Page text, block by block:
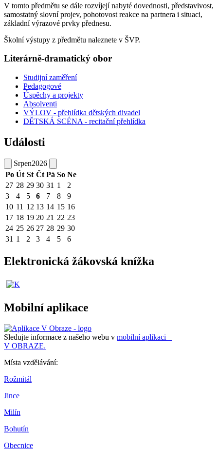
V tomto předmětu se dále rozvíjejí nabyté dovednosti, představivost,
samostatný slovní projev, pohotovost reakce na partnera i situaci,
základní výrazové prvky přednesu.
Školní výstupy z předmětu naleznete v ŠVP.
Literárně-dramatický obor
Studijní zaměření
Pedagogové
Úspěchy a projekty
Absolventi
VÝLOV - přehlídka dětských divadel
DĚTSKÁ SCÉNA - recitační přehlídka
Události
Srpen2026
Po Út St Čt Pá So Ne
27 28 29 30 31 1
2
3
4 5 6 7 8
9
10 11 12 13 14 15 16
17 18 19 20 21 22 23
24 25 26 27 28 29 30
31 1 2 3 4 5 6
Elektronická žákovská knížka
Mobilní aplikace
Sledujte informace z našeho webu v mobilní aplikaci –
V OBRAZE.
Místa vzdělávání:
Rožmitál
Jince
Milín
Bohutín
Obecnice